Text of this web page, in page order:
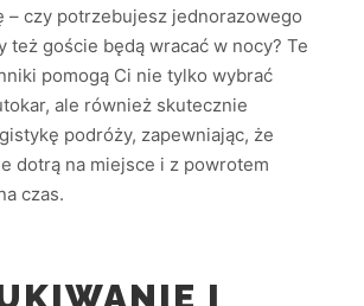
– czy potrzebujesz jednorazowego
też goście będą wracać w nocy? Te
pomogą Ci nie tylko wybrać
ale również skutecznie
podróży, zapewniając, że
dotrą na miejsce i z powrotem
czas.
I